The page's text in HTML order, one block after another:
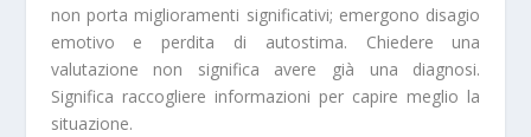
non porta miglioramenti significativi; emergono disagio
emotivo e perdita di autostima. Chiedere una
valutazione non significa avere già una diagnosi.
Significa raccogliere informazioni per capire meglio la
situazione.